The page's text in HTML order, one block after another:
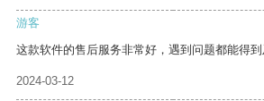
游客
这款软件的售后服务非常好，遇到问题都能得到
2024-03-12